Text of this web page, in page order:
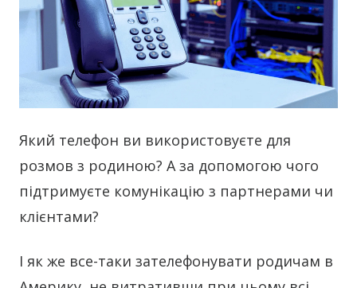
Який телефон ви використовуєте для
розмов з родиною? А за допомогою чого
підтримуєте комунікацію з партнерами чи
клієнтами?
І як же все-таки зателефонувати родичам в